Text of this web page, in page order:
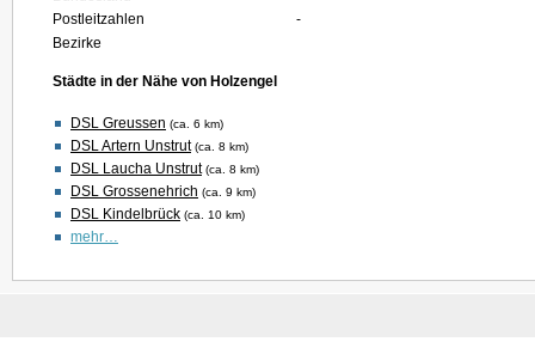
Postleitzahlen
-
Bezirke
Städte in der Nähe von Holzengel
DSL Greussen (ca. 6 km)
DSL Artern Unstrut (ca. 8 km)
DSL Laucha Unstrut (ca. 8 km)
DSL Grossenehrich (ca. 9 km)
DSL Kindelbrück (ca. 10 km)
mehr…